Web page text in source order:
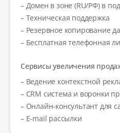
– Домен в зоне (RU/РФ) в
– Техническая поддержка
– Резервное копирование
– Бесплатная телефонная
Сервисы увеличения
– Ведение контекстной
– CRM система и воронки
– Онлайн-консультант для
– E-mail рассылки